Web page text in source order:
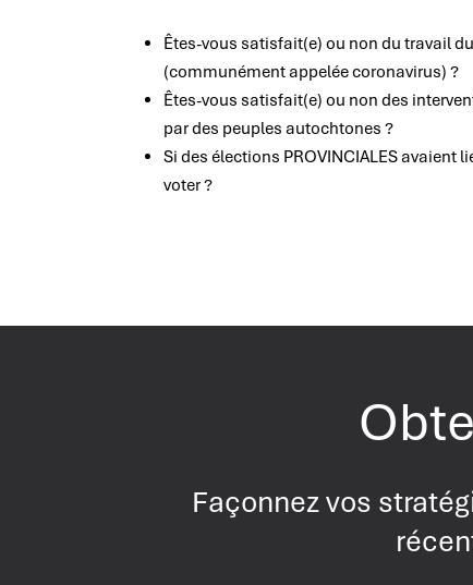
Êtes-vous satisfait(e) ou non du travail
(communément appelée coronavirus) ?
Êtes-vous satisfait(e) ou non des
par des peuples autochtones ?
Si des élections PROVINCIALES avaient
voter ?
Façonnez vos